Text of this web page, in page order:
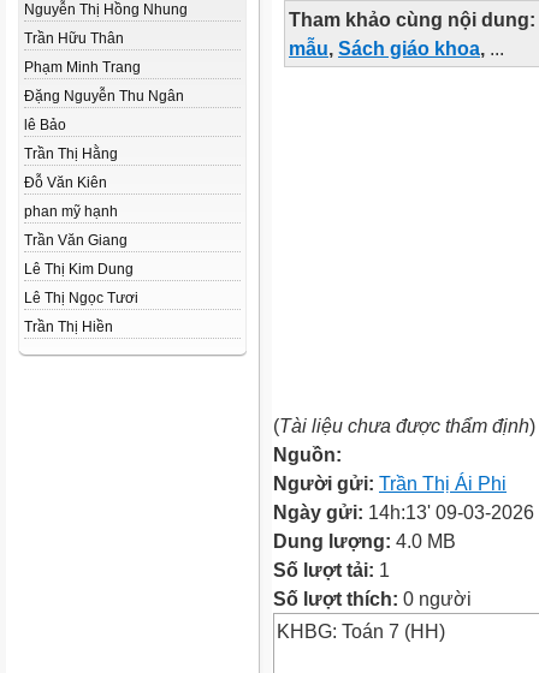
Nguyễn Thị Hồng Nhung
Trần Hữu Thân
Phạm Minh Trang
Đặng Nguyễn Thu Ngân
lê Bảo
Trần Thị Hằng
Đỗ Văn Kiên
phan mỹ hạnh
Trần Văn Giang
Lê Thị Kim Dung
Lê Thị Ngọc Tươi
Trần Thị Hiền
Tham khảo cùng nội dung:
mẫu, Sách giáo khoa, ...
(Tài liệu chưa được thẩm định)
Nguồn:
Người gửi: Trần Thị Ái Phi
Ngày gửi: 14h:13' 09-03-2026
Dung lượng: 4.0 MB
Số lượt tải: 1
Số lượt thích: 0 người
KHBG: Toán 7 (HH)